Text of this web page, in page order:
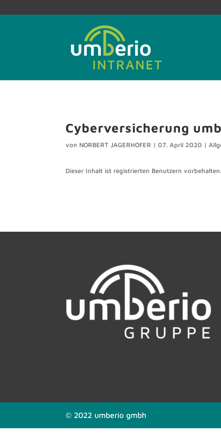
Cyberversicherung
von NORBERT JAGERHOFER |07. April 2020 |
Dieser Inhalt ist registrierten Benutzern
© 2022 umberio gmbh